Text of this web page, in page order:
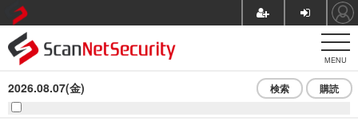
MENU
2026.08.07(金) 検索 購読